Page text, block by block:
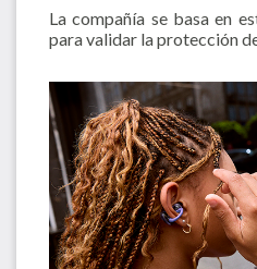
La compañía se basa en
para validar la protección